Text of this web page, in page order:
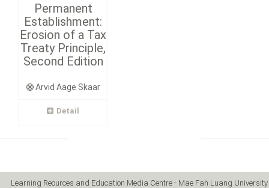
Permanent
Establishment:
Erosion of a Tax
Treaty Principle,
Second Edition
Arvid Aage Skaar
Detail
Learning Reources and Education Media Centre - Mae Fah Luang University